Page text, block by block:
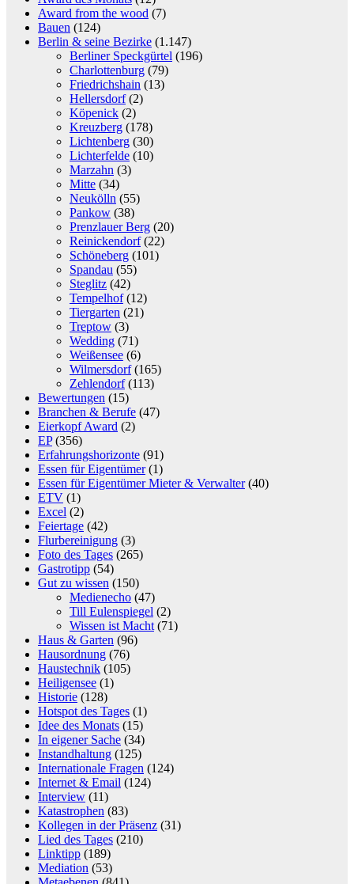
Award from the wood (7)
Bauen (124)
Berlin & seine Bezirke (1.147)
Berliner Speckgürtel (196)
Charlottenburg (79)
Friedrichshain (13)
Hellersdorf(2)
Köpenick (2)
Kreuzberg (178)
Lichtenberg (30)
Lichterfelde (10)
Marzahn (3)
Mitte (34)
Neukölln (55)
Pankow (38)
Prenzlauer Berg (20)
Reinickendorf(22)
Schöneberg (101)
Spandau (55)
Steglitz (42)
Tempelhof(12)
Tiergarten (21)
Treptow (3)
Wedding (71)
Weißensee (6)
Wilmersdorf(165)
Zehlendorf(113)
Bewertungen (15)
Branchen & Berufe (47)
Eierkopf Award (2)
EP(356)
Erfahrungshorizonte (91)
Essen für Eigentümer(1)
Essen für Eigentümer Mieter & Verwalter(40)
ETV (1)
Excel (2)
Feiertage (42)
Flurbereinigung (3)
Foto des Tages (265)
Gastrotipp (54)
Gut zu wissen (150)
Medienecho (47)
Till Eulenspiegel (2)
Wissen ist Macht (71)
Haus & Garten (96)
Hausordnung (76)
Haustechnik (105)
Heiligensee (1)
Historie (128)
Hotspot des Tages (1)
Idee des Monats (15)
In eigener Sache (34)
Instandhaltung (125)
Internationale Fragen (124)
Internet & Email (124)
Interview (11)
Katastrophen (83)
Kollegen in der Präsenz (31)
Lied des Tages (210)
Linktipp (189)
Mediation (53)